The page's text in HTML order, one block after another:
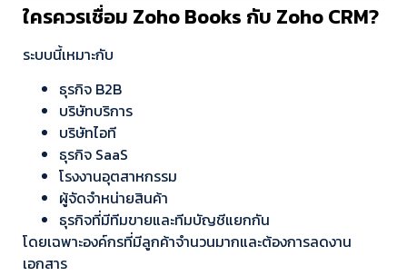
ใครควรเชื่อม Zoho Books กับ Zoho CRM?
ระบบนี้เหมาะกับ
ธุรกิจ B2B
บริษัทบริการ
บริษัทไอที
ธุรกิจ SaaS
โรงงานอุตสาหกรรม
ผู้จัดจำหน่ายสินค้า
ธุรกิจที่มีทีมขายและทีมบัญชีแยกกัน
โดยเฉพาะองค์กรที่มีลูกค้าจำนวนมากและต้องการลดงาน
เอกสาร